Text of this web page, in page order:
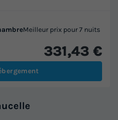
Meilleur prix pour 7 nuits
331,43 €